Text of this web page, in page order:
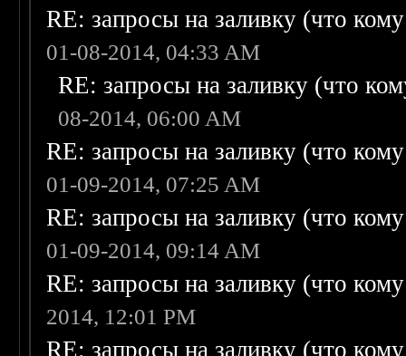
RE: запросы на заливку (что
01-08-2014, 04:33 AM
RE: запросы на заливку (что
08-2014, 06:00 AM
RE: запросы на заливку (что
01-09-2014, 07:25 AM
RE: запросы на заливку (что
01-09-2014, 09:14 AM
RE: запросы на заливку (что
2014, 12:01 PM
RE: запросы на заливку (что